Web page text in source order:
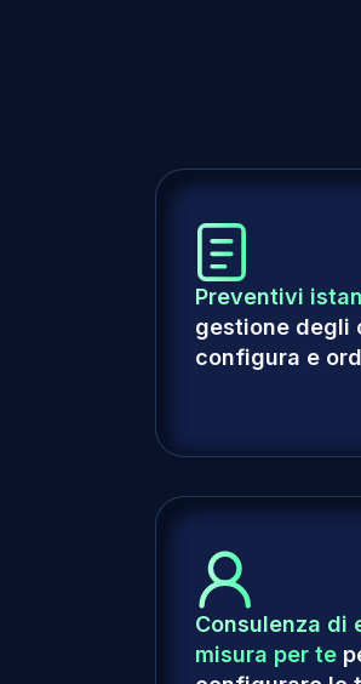
Preventivi
gestione degli
configura e
Consulenza di
misura per te